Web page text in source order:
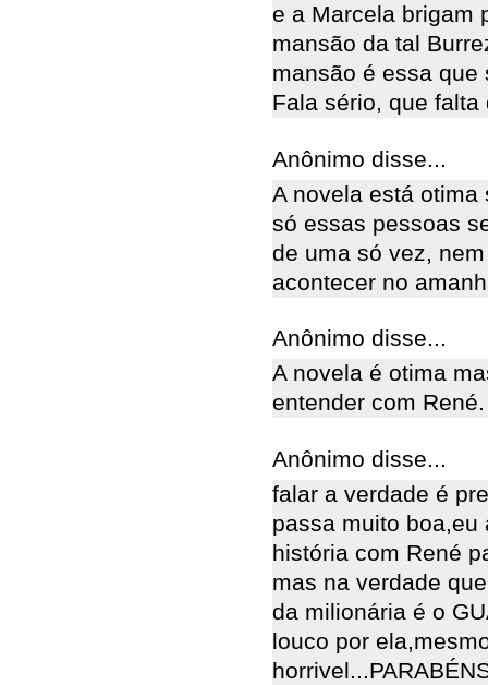
e a Marcela brigam
mansão da tal
mansão é essa que
Fala sério, que
Anônimo disse...
A novela está
só essas pessoas
de uma só vez,
acontecer no
Anônimo disse...
A novela é otima
entender com René.
Anônimo disse...
falar a verdade é
passa muito boa,eu
história com René
mas na verdade
da milionária é o
louco por